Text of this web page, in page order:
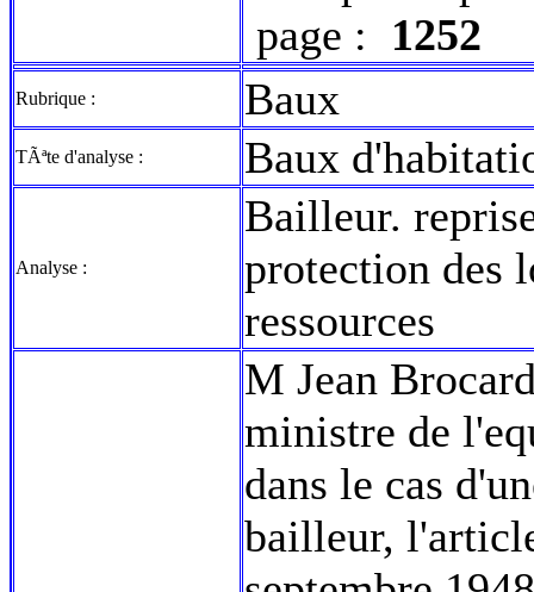
page : 1252
Rubrique : Baux
TÃªte d'analyse : Baux
Analyse :
Bailleur.
protection des
ressources
M Jean
ministre de
dans le cas
bailleur,